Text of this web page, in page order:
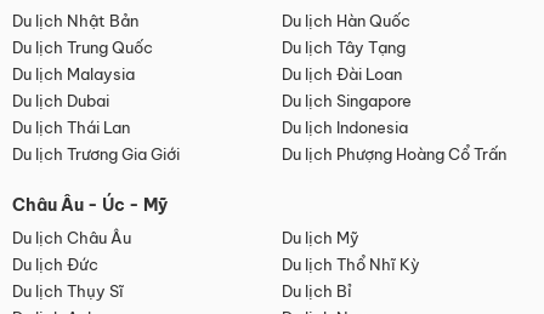
Du lịch Nhật Bản
Du lịch Hàn Quốc
Du lịch Trung Quốc
Du lịch Tây Tạng
Du lịch Malaysia
Du lịch Đài Loan
Du lịch Dubai
Du lịch Singapore
Du lịch Thái Lan
Du lịch Indonesia
Du lịch Trương Gia Giới
Du lịch Phượng Hoàng Cổ Trấn
Châu Âu - Úc - Mỹ
Du lịch Châu Âu
Du lịch Mỹ
Du lịch Đức
Du lịch Thổ Nhĩ Kỳ
Du lịch Thụy Sĩ
Du lịch Bỉ